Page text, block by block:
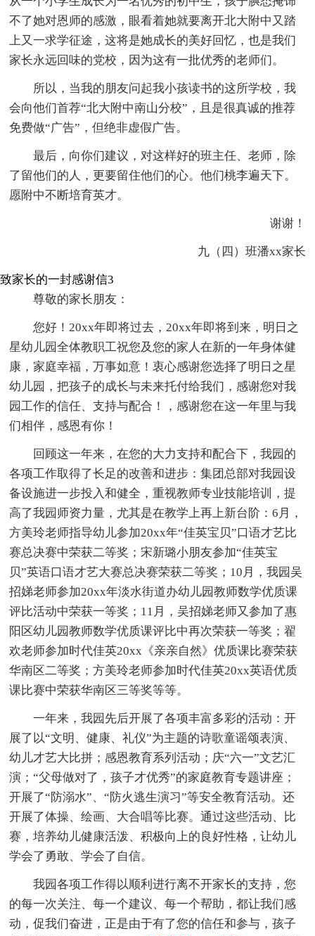
不了她对恩师的感激，眼看着她就要离开北大附中又踏
上又一求学征途，这将是她成长的美好回忆，也是我们
家长永远回味的党校，因为这有一批优秀的老师们。
所以，当我的朋友问起我小孩读书的这所学校，我
会向他们首荐“北大附中南山分校”，且是很真诚的推荐
免费做“广告”，但绝非虚假广告。
最后，向你们建议，对这样好的班主任、老师，除
了留他们的人，更要留住他们的心。他们桃李遍天下。
愿附中不断培育英才。
谢谢！
九（四）班潘xx家长
致家长的一封感谢信3
尊敬的家长朋友：
您好！20xx年即将过去，20xx年即将到来，明日之
星幼儿园全体教职工祝您及您的家人在新的一年身体健
康，家庭幸福，万事如意！衷心感谢您选择了明日之星
幼儿园，把孩子的成长与未来托付给我们，感谢您对我
园工作的信任、支持与配合！，感谢您在这一年里与我
们相伴，感恩有你！
回顾这一年来，在您的大力支持和配合下，我园的
各项工作取得了长足的改善和进步：集团总部对我园设
备设施进一步投入和健全，重视教师专业技能培训，提
高了我园师资力量，尤其是在教学上再上新台阶：6月，
方美玲老师指导幼儿参加20xx年“佳英宝贝”口语才艺比
赛总决赛中荣获二等奖；宋新璐小朋友参加“佳英宝
贝”英语口语才艺大赛总决赛荣获二等奖；10月，我园吴
招娣老师参加20xx年淡水街道办幼儿园教师数学优质课
评比活动中荣获一等奖；11月，吴招娣老师又参加了惠
阳区幼儿园教师数学优质课评比中再次荣获一等奖；翟
欢老师参加时代佳英20xx《亲亲自然》优质课比赛荣获
华南区二等奖；方美玲老师参加时代佳英20xx英语优质
课比赛中荣获华南区三等奖等等。
一年来，我园先后开展了各项丰富多彩的活动：开
展了以“文明、健康、礼仪”为主题的诗歌童谣颂表演、
幼儿才艺大比拼；感恩教育系列活动；庆“六一”文艺汇
演；“父母做对了，孩子才优秀”的家庭教育专题讲座；
开展了“防溺水”、“防火逃生演习”等安全教育活动。还
开展了体操、绘画、大合唱等比赛。通过这些活动、比
赛，培养幼儿健康活泼、积极向上的良好性格，让幼儿
学会了勇敢、学会了自信。
我园各项工作得以顺利进行离不开家长的支持，您
的每一次关注、每一个建议、每一个帮助，都让我们感
动，促我们奋进，正是由于有了您的信任和参与，孩子